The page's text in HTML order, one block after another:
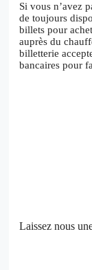
Si vous n’avez
de toujours
billets pour
auprès du
billetterie
bancaires pour
Laissez nous